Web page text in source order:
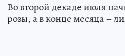
Во второй декаде июля
розы, а в конце месяца –